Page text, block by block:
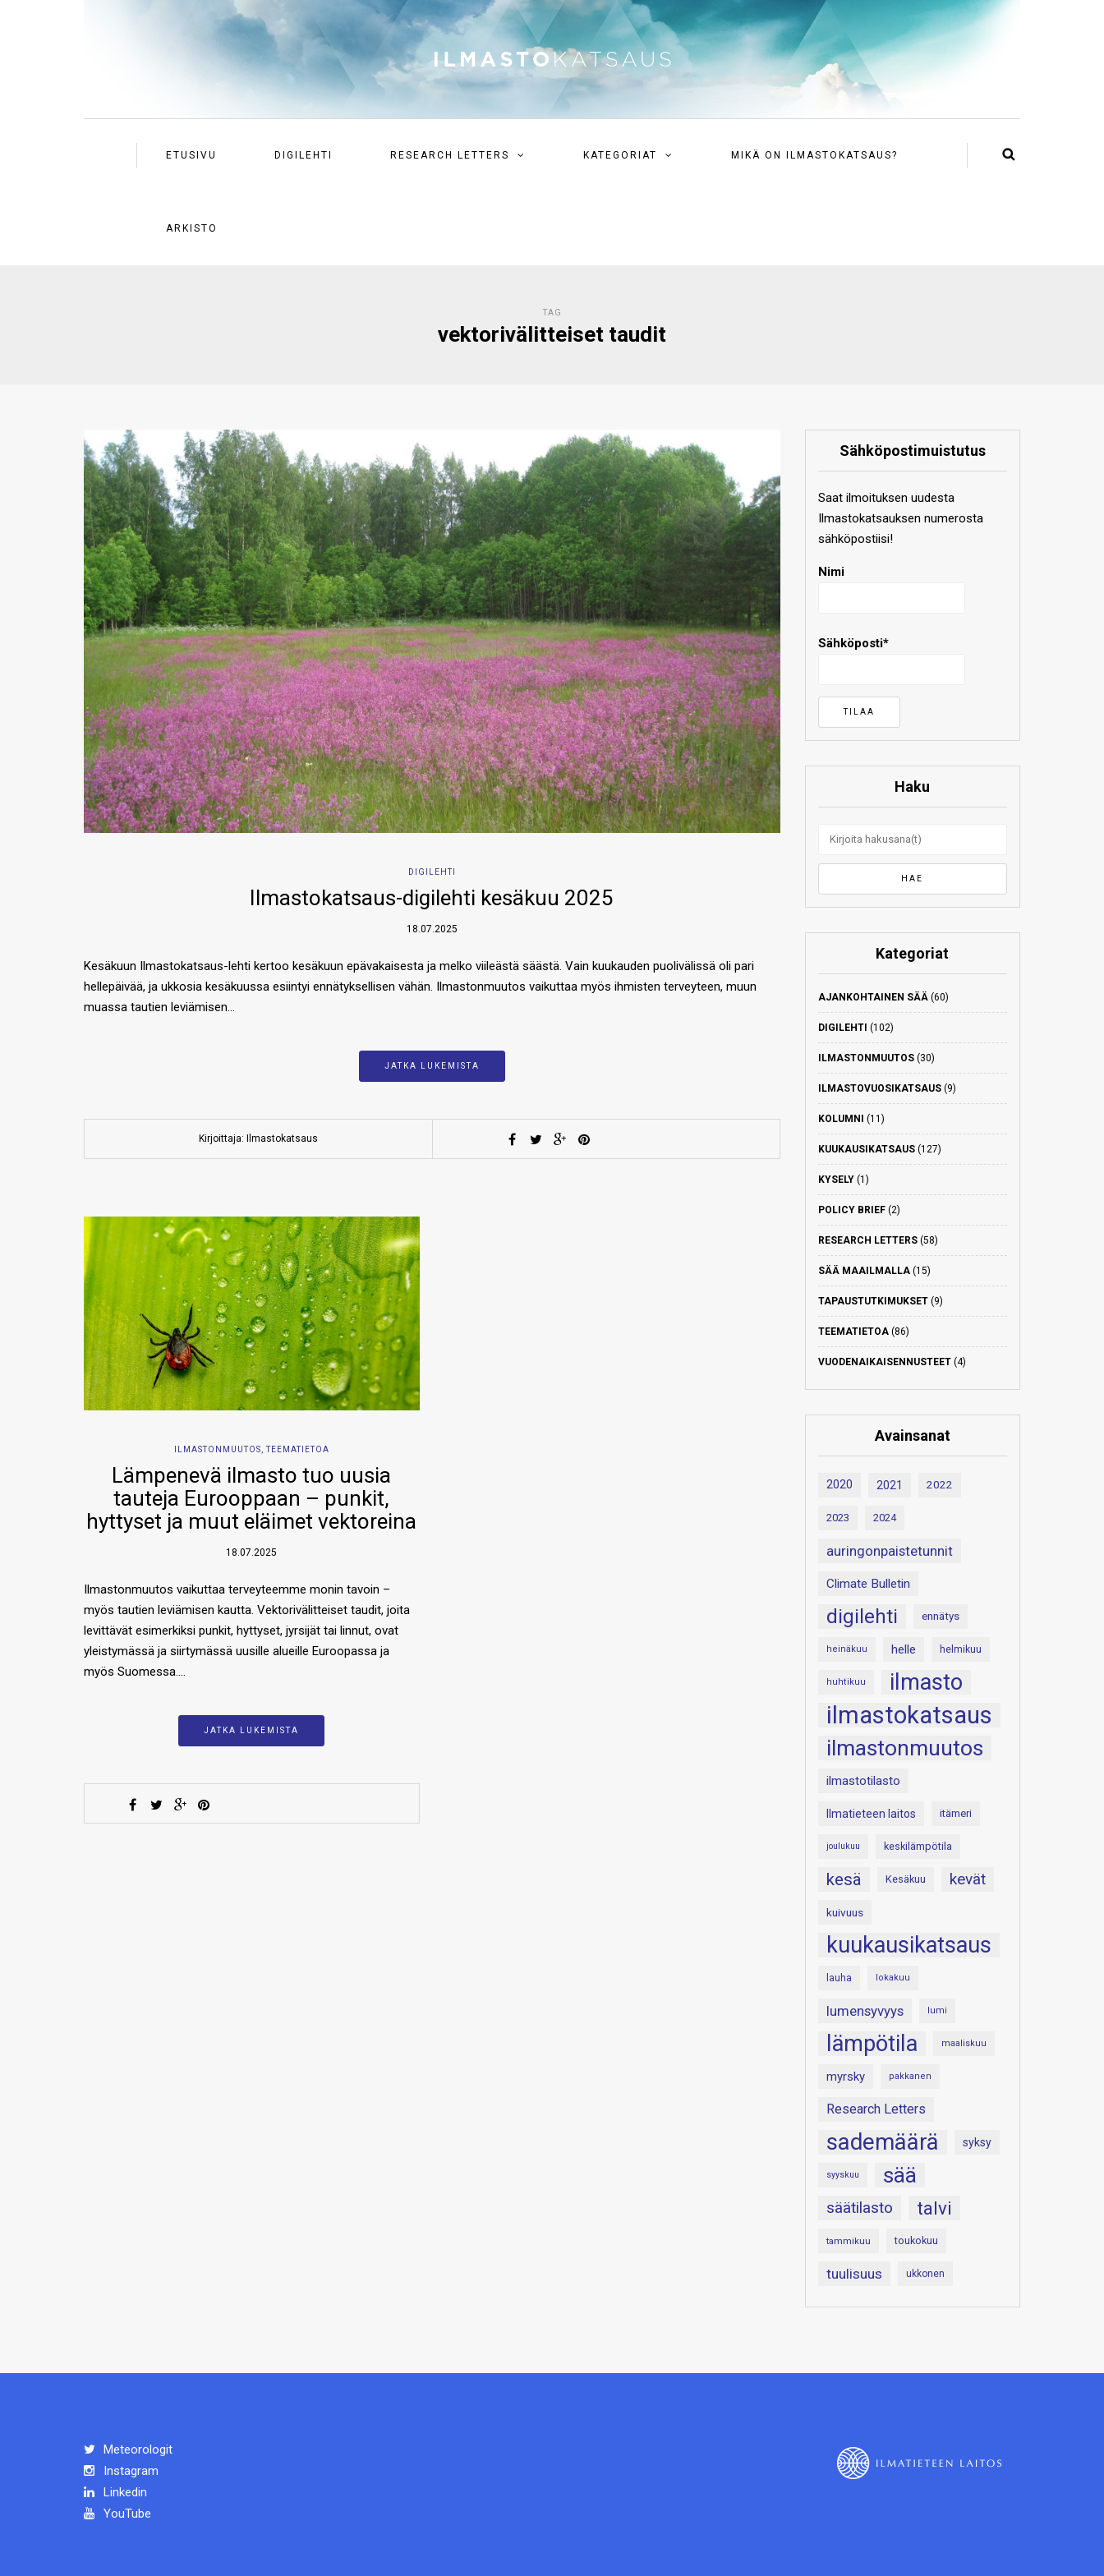
ETUSIVU DIGILEHTI RESEARCH LETTERS KATEGORIAT MIKÄ ON ILMASTOKATSAUS?
ARKISTO
TAG
vektorivälitteiset taudit
DIGILEHTI
Ilmastokatsaus-digilehti kesäkuu 2025
18.07.2025
Kesäkuun Ilmastokatsaus-lehti kertoo kesäkuun epävakaisesta ja melko viileästä säästä. Vain kuukauden puolivälissä oli pari
hellepäivää, ja ukkosia kesäkuussa esiintyi ennätyksellisen vähän. Ilmastonmuutos vaikuttaa myös ihmisten terveyteen, muun
muassa tautien leviämisen…
JATKA LUKEMISTA
Kirjoittaja: Ilmastokatsaus
ILMASTONMUUTOS,TEEMATIETOA
Lämpenevä ilmasto tuo uusia
tauteja Eurooppaan – punkit,
hyttyset ja muut eläimet vektoreina
18.07.2025
Ilmastonmuutos vaikuttaa terveyteemme monin tavoin –
myös tautien leviämisen kautta. Vektorivälitteiset taudit, joita
levittävät esimerkiksi punkit, hyttyset, jyrsijät tai linnut, ovat
yleistymässä ja siirtymässä uusille alueille Euroopassa ja
myös Suomessa….
JATKA LUKEMISTA
Sähköpostimuistutus
Saat ilmoituksen uudesta
Ilmastokatsauksen numerosta
sähköpostiisi!
Nimi
Sähköposti*
Haku
Kategoriat
AJANKOHTAINEN SÄÄ(60)
DIGILEHTI (102)
ILMASTONMUUTOS(30)
ILMASTOVUOSIKATSAUS(9)
KOLUMNI (11)
KUUKAUSIKATSAUS(127)
KYSELY(1)
POLICY BRIEF(2)
RESEARCH LETTERS(58)
SÄÄ MAAILMALLA(15)
TAPAUSTUTKIMUKSET(9)
TEEMATIETOA(86)
VUODENAIKAISENNUSTEET(4)
Avainsanat
2020 2021 2022
2023 2024
auringonpaistetunnit
Climate Bulletin
digilehti ennätys
heinäkuu helle helmikuu
huhtikuu ilmasto
ilmastokatsaus
ilmastonmuutos
ilmastotilasto
Ilmatieteen laitos itämeri
joulukuu keskilämpötila
kesä Kesäkuu kevät
kuivuus
kuukausikatsaus
lauha lokakuu
lumensyvyys lumi
lämpötila maaliskuu
myrsky pakkanen
Research Letters
sademäärä syksy
syyskuu sää
säätilasto talvi
tammikuu toukokuu
tuulisuus ukkonen
Meteorologit
Instagram
Linkedin
YouTube